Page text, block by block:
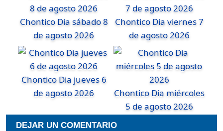
Chontico Dia sábado 8
de agosto 2026
Chontico Dia viernes 7
de agosto 2026
Chontico Dia jueves 6
de agosto 2026
Chontico Dia miércoles
5 de agosto 2026
DEJAR UN COMENTARIO